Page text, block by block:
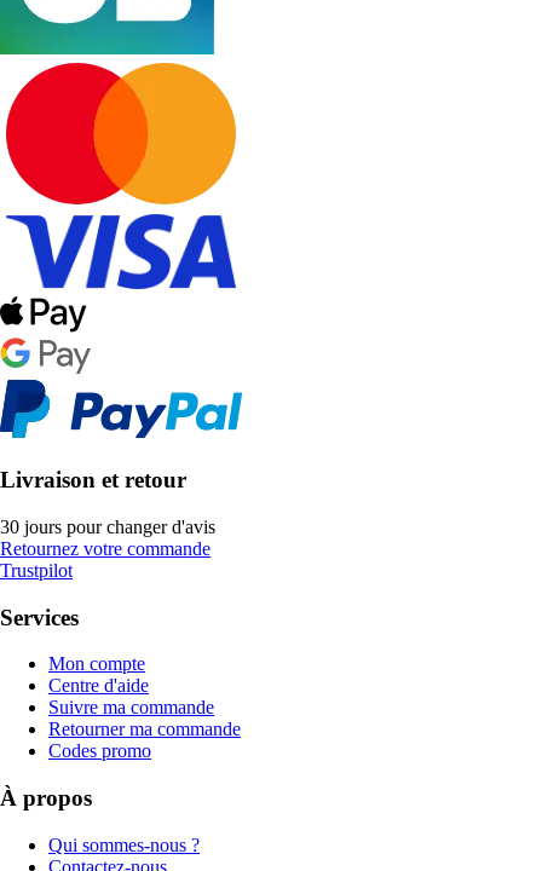
Livraison et retour
30 jours pour changer d'avis
Retournez votre commande
Trustpilot
Services
Mon compte
Centre d'aide
Suivre ma commande
Retourner ma commande
Codes promo
À propos
Qui sommes-nous ?
Contactez-nous